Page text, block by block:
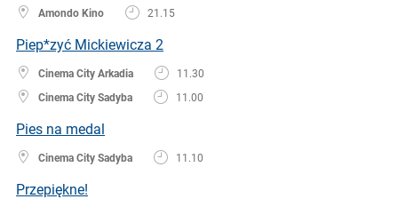
Amondo Kino 21.15
Piep*zyć Mickiewicza 2
Cinema City Arkadia
11.30
Cinema City Sadyba
11.00
Pies na medal
Cinema City Sadyba 11.10
Przepiękne!